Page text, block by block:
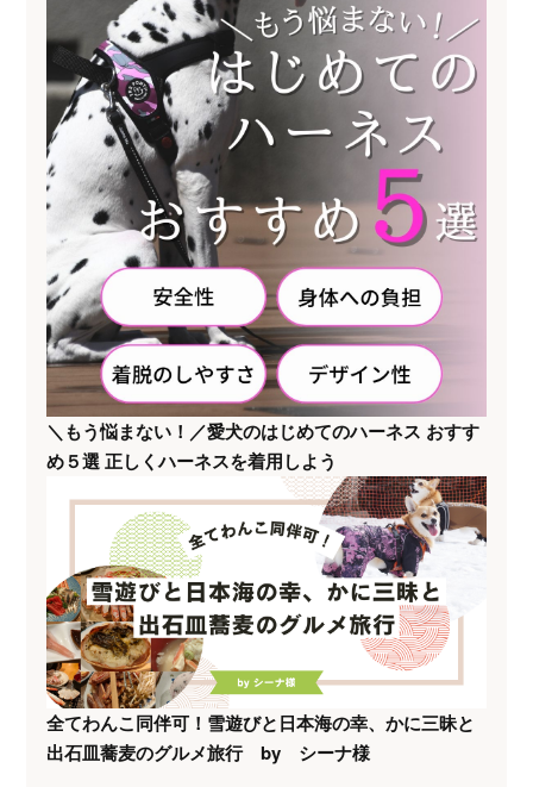
＼もう悩まない！／愛犬のはじめてのハーネス おすす
め５選 正しくハーネスを着用しよう
全てわんこ同伴可！雪遊びと日本海の幸、かに三昧と
出石皿蕎麦のグルメ旅行 by シーナ様